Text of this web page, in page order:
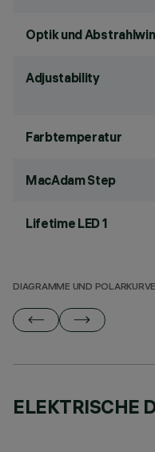
Optik und
Adjustability
Farbtemperatur
MacAdam Step
Lifetime LED 1
DIAGRAMME UND
ELEKTRISCHE